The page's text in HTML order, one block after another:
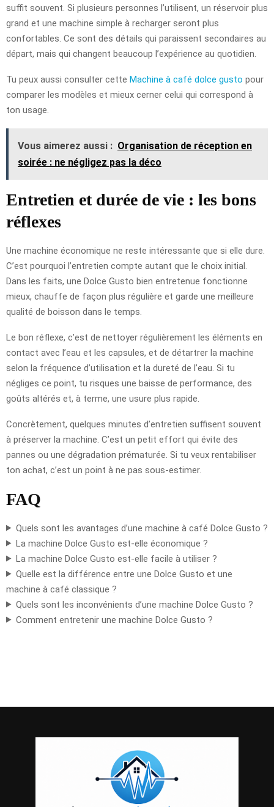
suffit souvent. Si plusieurs personnes l’utilisent, un réservoir plus
grand et une machine simple à recharger seront plus
confortables. Ce sont des détails qui paraissent secondaires au
départ, mais qui changent beaucoup l’expérience au quotidien.
Tu peux aussi consulter cette Machine à café dolce gusto pour
comparer les modèles et mieux cerner celui qui correspond à
ton usage.
Vous aimerez aussi : Organisation de réception en
soirée : ne négligez pas la déco
Entretien et durée de vie : les bons
réflexes
Une machine économique ne reste intéressante que si elle dure.
C’est pourquoi l’entretien compte autant que le choix initial.
Dans les faits, une Dolce Gusto bien entretenue fonctionne
mieux, chauffe de façon plus régulière et garde une meilleure
qualité de boisson dans le temps.
Le bon réflexe, c’est de nettoyer régulièrement les éléments en
contact avec l’eau et les capsules, et de détartrer la machine
selon la fréquence d’utilisation et la dureté de l’eau. Si tu
négliges ce point, tu risques une baisse de performance, des
goûts altérés et, à terme, une usure plus rapide.
Concrètement, quelques minutes d’entretien suffisent souvent
à préserver la machine. C’est un petit effort qui évite des
pannes ou une dégradation prématurée. Si tu veux rentabiliser
ton achat, c’est un point à ne pas sous-estimer.
FAQ
Quels sont les avantages d’une machine à café Dolce Gusto ?
La machine Dolce Gusto est-elle économique ?
La machine Dolce Gusto est-elle facile à utiliser ?
Quelle est la différence entre une Dolce Gusto et une
machine à café classique ?
Quels sont les inconvénients d’une machine Dolce Gusto ?
Comment entretenir une machine Dolce Gusto ?